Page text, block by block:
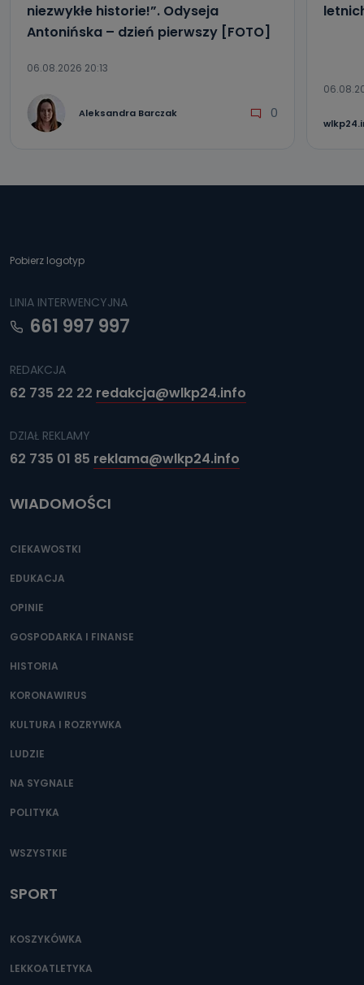
niezwykłe historie!”. Odyseja
Antonińska – dzień pierwszy [FOTO]
06.08.2026 20:13
Aleksandra Barczak 0
Pobierz logotyp
LINIA INTERWENCYJNA
661 997 997
REDAKCJA
62 735 22 22 redakcja@wlkp24.info
DZIAŁ REKLAMY
62 735 01 85 reklama@wlkp24.info
WIADOMOŚCI
CIEKAWOSTKI
EDUKACJA
OPINIE
GOSPODARKA I FINANSE
HISTORIA
KORONAWIRUS
KULTURA I ROZRYWKA
LUDZIE
NA SYGNALE
POLITYKA
WSZYSTKIE
SPORT
KOSZYKÓWKA
LEKKOATLETYKA